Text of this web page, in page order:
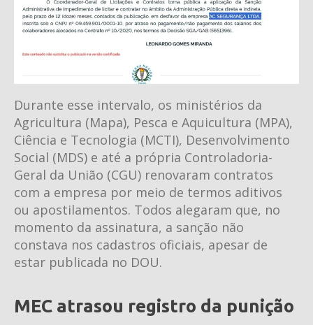
Durante esse intervalo, os ministérios da
Agricultura (Mapa), Pesca e Aquicultura (MPA),
Ciência e Tecnologia (MCTI), Desenvolvimento
Social (MDS) e até a própria Controladoria-
Geral da União (CGU) renovaram contratos
com a empresa por meio de termos aditivos
ou apostilamentos. Todos alegaram que, no
momento da assinatura, a sanção não
constava nos cadastros oficiais, apesar de
estar publicada no DOU.
MEC atrasou registro da punição